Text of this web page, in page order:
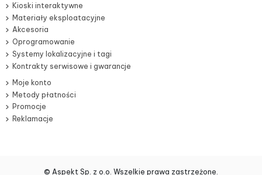
Kioski interaktywne
Materiały eksploatacyjne
Akcesoria
Oprogramowanie
Systemy lokalizacyjne i tagi
Kontrakty serwisowe i gwarancje
Moje konto
Metody płatności
Promocje
Reklamacje
© Aspekt Sp. z o.o. Wszelkie prawa zastrzeżone.